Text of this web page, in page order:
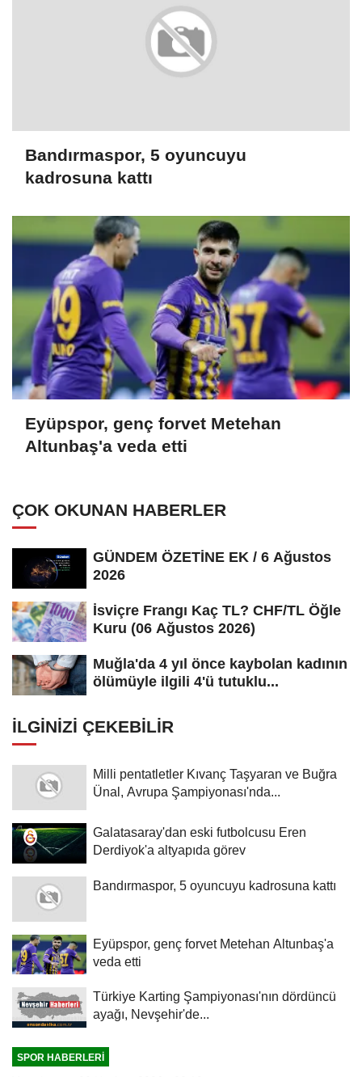
Bandırmaspor, 5 oyuncuyu
kadrosuna kattı
Eyüpspor, genç forvet Metehan
Altunbaş'a veda etti
ÇOK OKUNAN HABERLER
GÜNDEM ÖZETİNE EK / 6 Ağustos
2026
İsviçre Frangı Kaç TL? CHF/TL Öğle
Kuru (06 Ağustos 2026)
Muğla'da 4 yıl önce kaybolan kadının
ölümüyle ilgili 4'ü tutuklu...
İLGINIZI ÇEKEBILIR
Milli pentatletler Kıvanç Taşyaran ve Buğra
Ünal, Avrupa Şampiyonası'nda...
Galatasaray'dan eski futbolcusu Eren
Derdiyok'a altyapıda görev
Bandırmaspor, 5 oyuncuyu kadrosuna kattı
Eyüpspor, genç forvet Metehan Altunbaş'a
veda etti
Türkiye Karting Şampiyonası'nın dördüncü
ayağı, Nevşehir'de...
SPOR HABERLERI